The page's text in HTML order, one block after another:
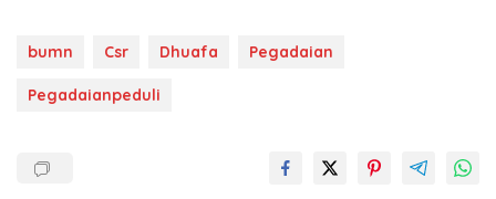
bumn Csr Dhuafa Pegadaian
Pegadaianpeduli